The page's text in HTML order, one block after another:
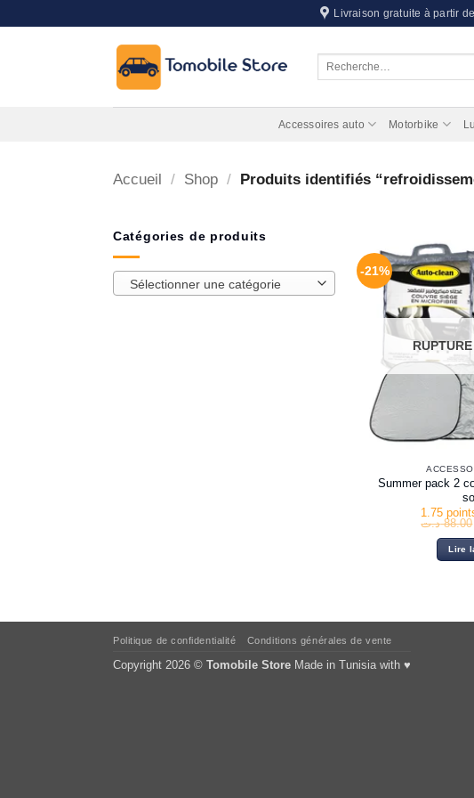
au
Livraison gratuite à partir
Accessoires auto Motorbike
Accueil / Shop / Produits identifiés
Catégories de produits
Sélectionner une catégorie
-21%
Summer pack 2
1.75
88.00 د.ت
Lire
Politique de confidentialité Conditions générales de vente
Copyright 2026 © Tomobile Store Made in Tunisia with ♥